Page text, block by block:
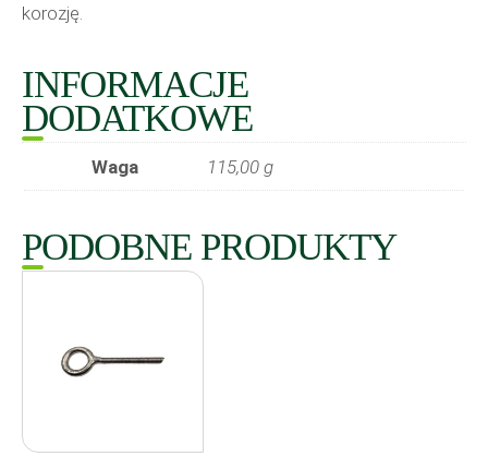
korozję.
INFORMACJE
DODATKOWE
Waga 115,00 g
PODOBNE PRODUKTY